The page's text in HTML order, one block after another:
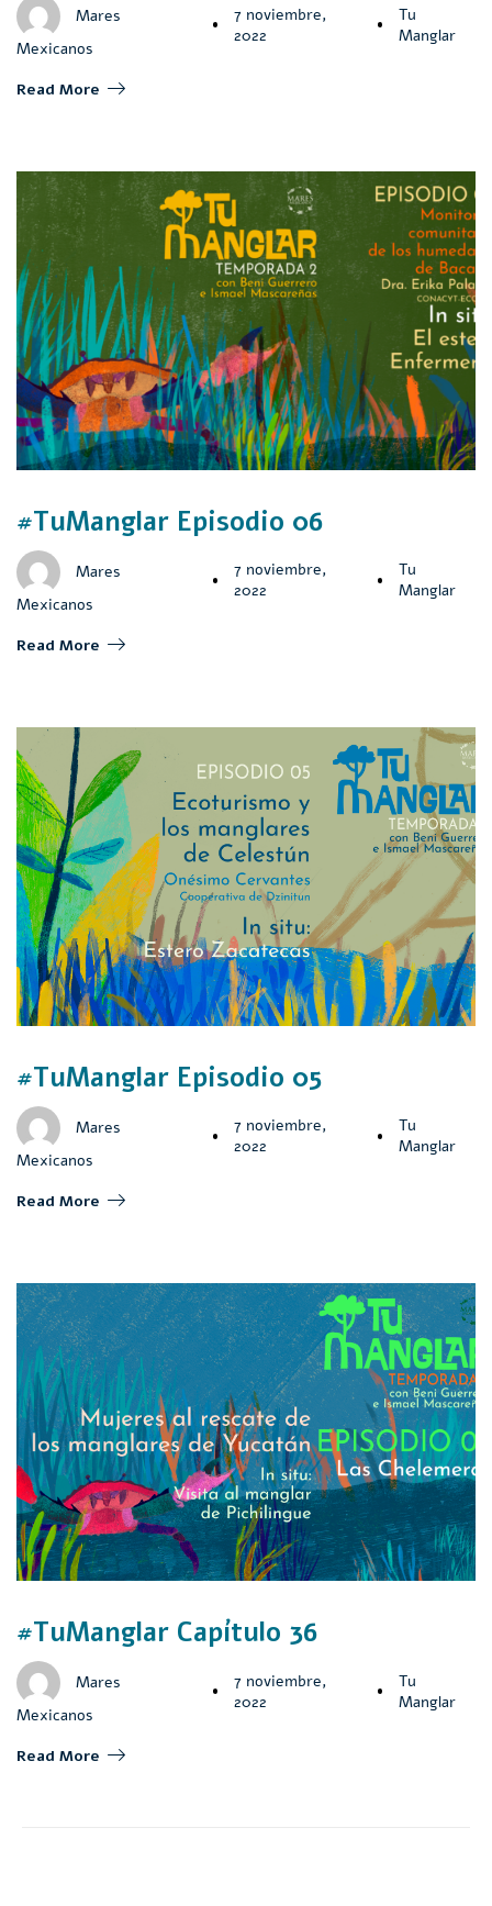
Mares
Mexicanos
7 noviembre,
2022
Tu
Manglar
Read More
#TuManglar Episodio 06
Mares
Mexicanos
7 noviembre,
2022
Tu
Manglar
Read More
#TuManglar Episodio 05
Mares
Mexicanos
7 noviembre,
2022
Tu
Manglar
Read More
#TuManglar Capítulo 36
Mares
Mexicanos
7 noviembre,
2022
Tu
Manglar
Read More